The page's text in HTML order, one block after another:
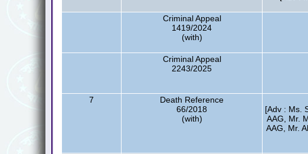
Criminal Appeal
1419/2024
(with)
Criminal Appeal
2243/2025
7
Death Reference
66/2018
(with)
[Adv : Ms.
AAG, Mr.
AAG, Mr.